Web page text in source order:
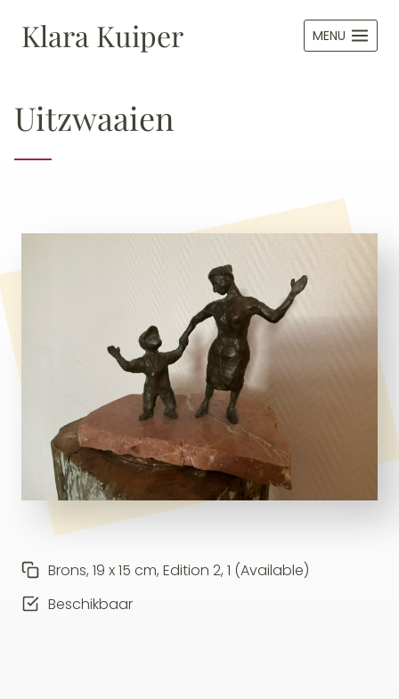
naarKlara Kuiper MENU
Uitzwaaien
Brons, 19 x 15 cm, Edition 2, 1 (Available)
Beschikbaar